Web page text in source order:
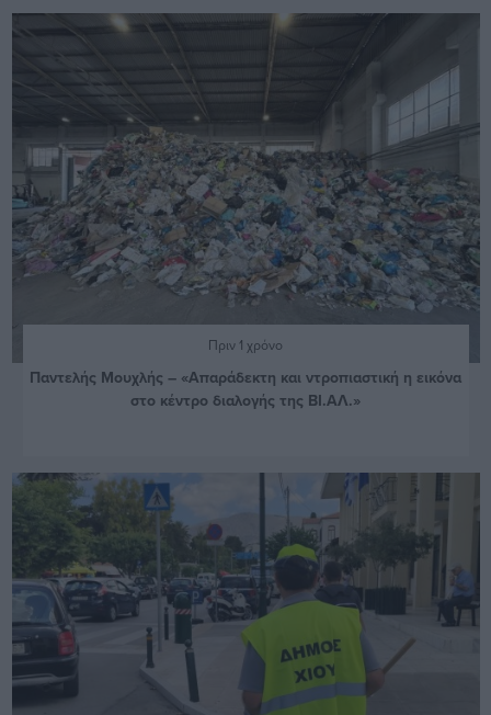
Πριν 1 χρόνο
Παντελής Μουχλής – «Απαράδεκτη και ντροπιαστική η εικόνα
στο κέντρο διαλογής της ΒΙ.ΑΛ.»